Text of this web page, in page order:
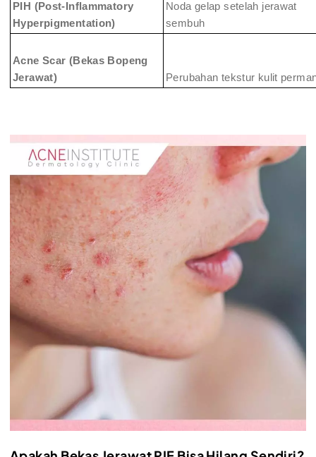
PIH (Post-Inflammatory
Hyperpigmentation)
Noda gelap setelah jerawat
sembuh
Acne Scar (Bekas Bopeng
Jerawat)
Perubahan tekstur kulit